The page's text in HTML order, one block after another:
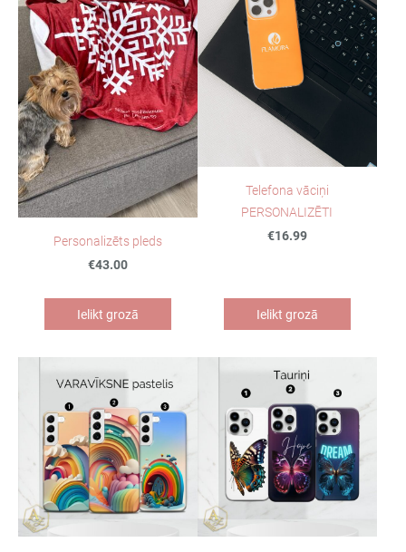
Personalizēts pleds
€43.00
Ielikt grozā
Telefona vāciņi
PERSONALIZĒTI
€16.99
Ielikt grozā